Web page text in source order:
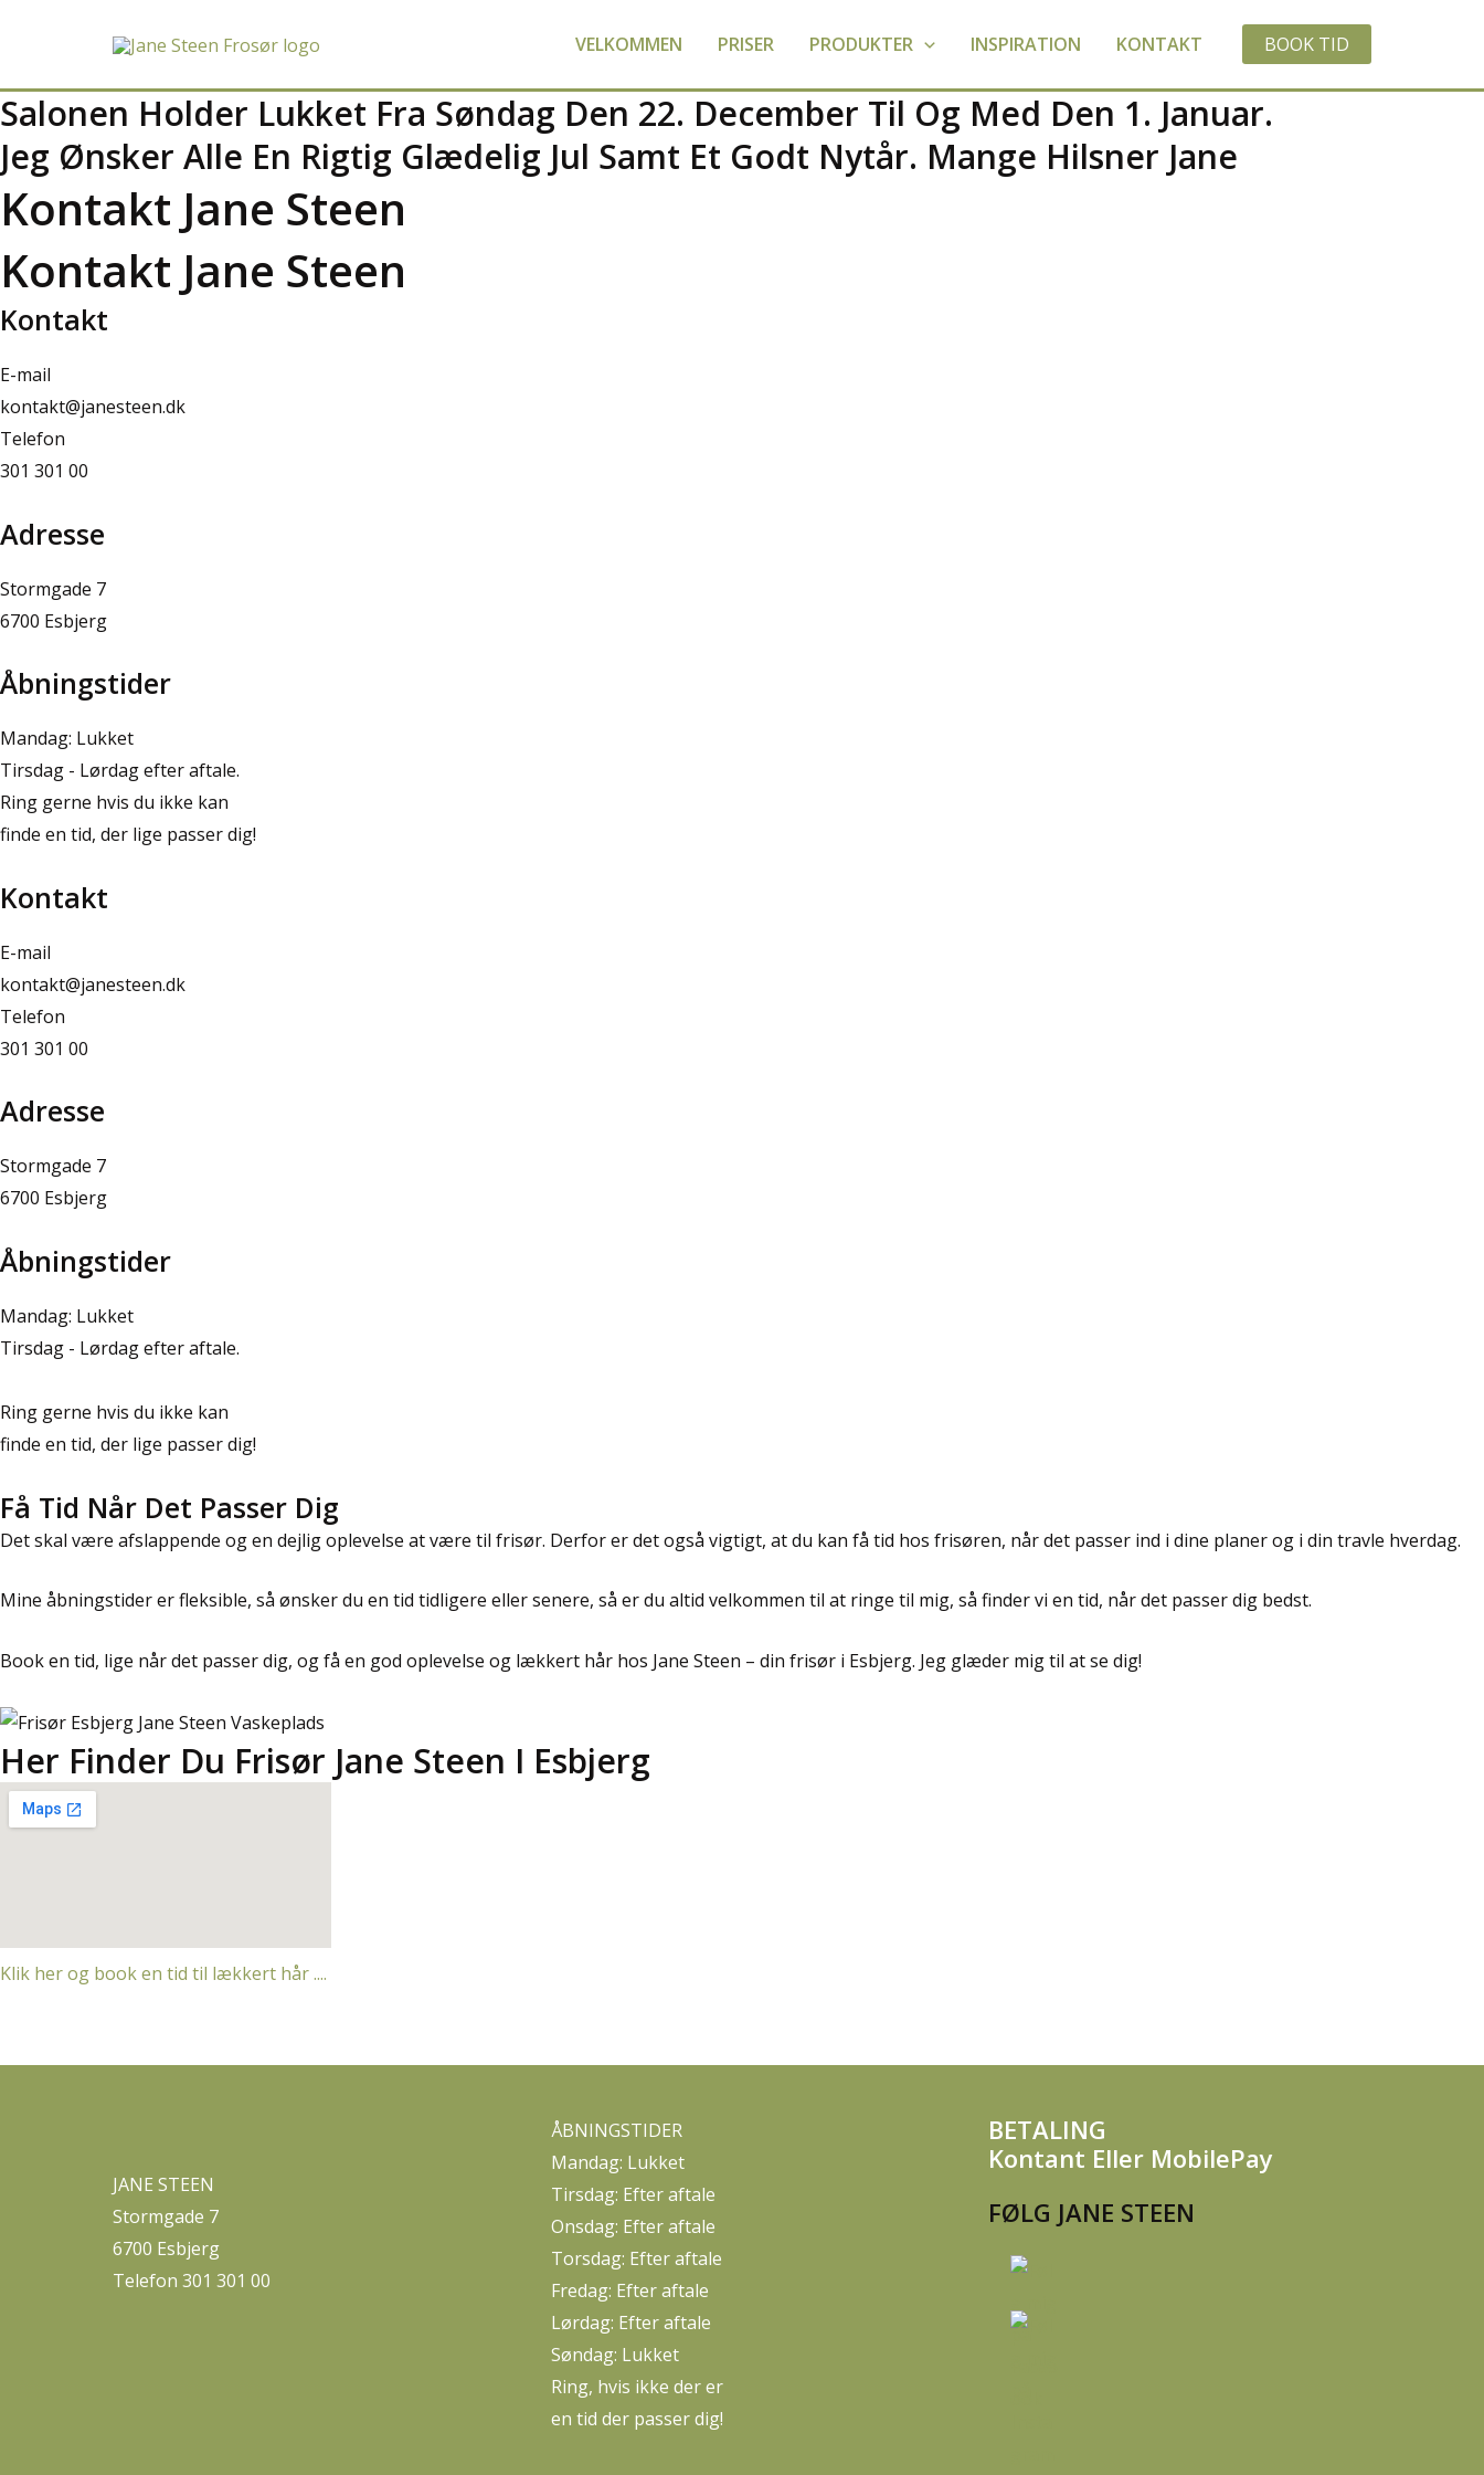
VELKOMMEN PRISER PRODUKTER INSPIRATION KONTAKT BOOK TID
Salonen Holder Lukket Fra Søndag Den 22. December Til Og Med Den 1. Januar.
Jeg Ønsker Alle En Rigtig Glædelig Jul Samt Et Godt Nytår. Mange Hilsner Jane
Kontakt Jane Steen
Kontakt Jane Steen
Kontakt
E-mail
kontakt@janesteen.dk
Telefon
301 301 00
Adresse
Stormgade 7
6700 Esbjerg
Åbningstider
Mandag: Lukket
Tirsdag - Lørdag efter aftale.
Ring gerne hvis du ikke kan
finde en tid, der lige passer dig!
Kontakt
E-mail
kontakt@janesteen.dk
Telefon
301 301 00
Adresse
Stormgade 7
6700 Esbjerg
Åbningstider
Mandag: Lukket
Tirsdag - Lørdag efter aftale.
Ring gerne hvis du ikke kan
finde en tid, der lige passer dig!
Få Tid Når Det Passer Dig
Det skal være afslappende og en dejlig oplevelse at være til frisør. Derfor er det også vigtigt, at du kan få tid hos frisøren, når det passer ind i dine planer og i din travle hverdag.
Mine åbningstider er fleksible, så ønsker du en tid tidligere eller senere, så er du altid velkommen til at ringe til mig, så finder vi en tid, når det passer dig bedst.
Book en tid, lige når det passer dig, og få en god oplevelse og lækkert hår hos Jane Steen – din frisør i Esbjerg. Jeg glæder mig til at se dig!
Her Finder Du Frisør Jane Steen I Esbjerg
Klik her og book en tid til lækkert hår ....
JANE STEEN
Stormgade 7
6700 Esbjerg
Telefon 301 301 00
ÅBNINGSTIDER
Mandag: Lukket
Tirsdag: Efter aftale
Onsdag: Efter aftale
Torsdag: Efter aftale
Fredag: Efter aftale
Lørdag: Efter aftale
Søndag: Lukket
Ring, hvis ikke der er
en tid der passer dig!
BETALING
Kontant Eller MobilePay
FØLG JANE STEEN